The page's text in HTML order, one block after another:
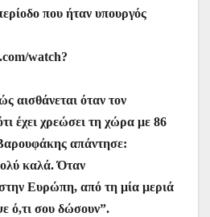
που ήταν υπουργός
watch?
αισθάνεται όταν τον
έχει χρεώσει τη χώρα με 86
απάντησε:
καλά. Όταν
Ευρώπη, από τη μία μεριά
ό,τι σου δώσουν”.